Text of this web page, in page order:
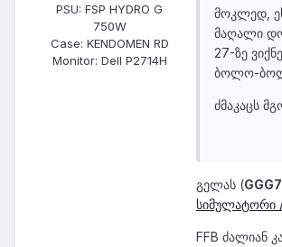
PSU: FSP HYDRO G
750W
Case: KENDOMEN RD
Monitor: Dell P2714H
მოკლედ,
მაღალი
27-ზე
ბოლო-
ძმაკაცს
​გელას (
სიმულატორი /
FFB ძალიან